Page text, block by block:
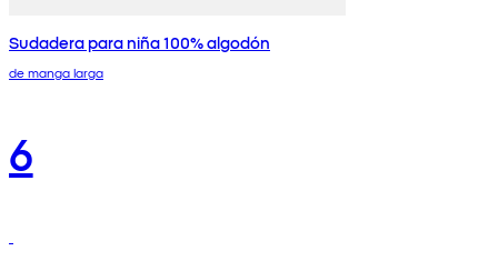
Sudadera para niña 100% algodón
de manga larga
6